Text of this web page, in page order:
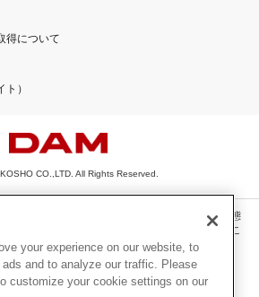
得について
）
CO.,LTD. All Rights Reserved.
切の文章・画像・写真・動画・音声等を、手段や形態
囲を超えて無断で複製、転載、ファイル化などするこ
よりご利用いただけない場合があります。
配信内容が変更になる場合があります。
your experience on our website, to
and to analyze our traffic. Please
customize your cookie settings on our